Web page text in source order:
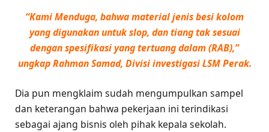
“Kami Menduga, bahwa material jenis besi kolom
yang digunakan untuk slop, dan tiang tak sesuai
dengan spesifikasi yang tertuang dalam (RAB),”
ungkap Rahman Samad, Divisi investigasi LSM Perak.
Dia pun mengklaim sudah mengumpulkan sampel
dan keterangan bahwa pekerjaan ini terindikasi
sebagai ajang bisnis oleh pihak kepala sekolah.